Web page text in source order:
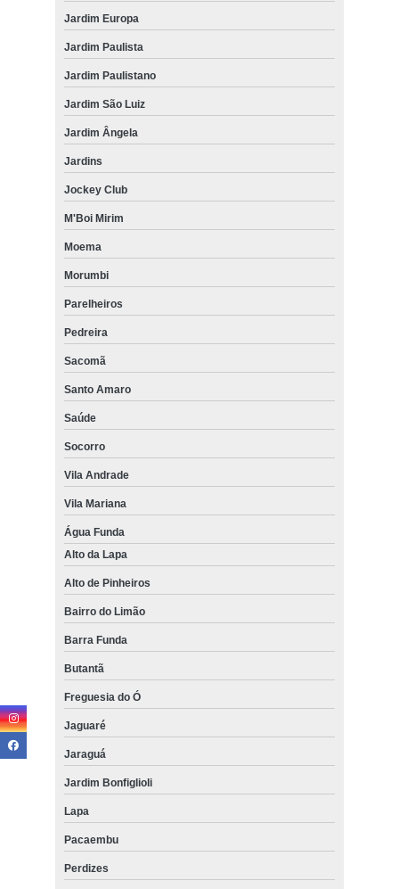
Jardim Europa
Jardim Paulista
Jardim Paulistano
Jardim São Luiz
Jardim Ângela
Jardins
Jockey Club
M'Boi Mirim
Moema
Morumbi
Parelheiros
Pedreira
Sacomã
Santo Amaro
Saúde
Socorro
Vila Andrade
Vila Mariana
Água Funda
Alto da Lapa
Alto de Pinheiros
Bairro do Limão
Barra Funda
Butantã
Freguesia do Ó
Jaguaré
Jaraguá
Jardim Bonfiglioli
Lapa
Pacaembu
Perdizes